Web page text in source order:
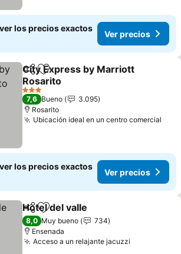
los precios exactos
Ver precios
CompartirAgregar a favoritos
City Express by Marriott
Rosarito
Ver precios
3 Estrellas
7,6 Bueno
3.095
Rosarito
Ubicación ideal en un centro comercial
los precios exactos
Ver precios
CompartirAgregar a favoritos
Hotel del valle
8,0 Muy bueno
734
Ensenada
Acceso a un relajante jacuzzi